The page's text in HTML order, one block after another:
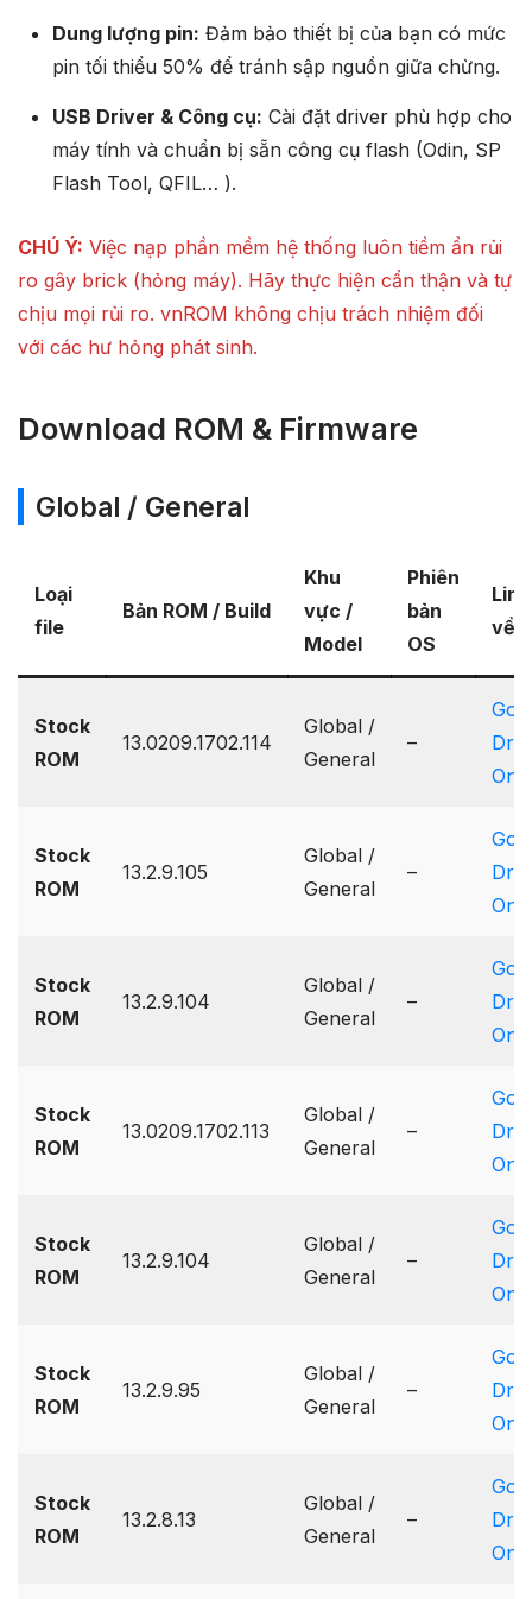
Dung lượng pin: Đảm bảo thiết bị của bạn có mức
pin tối thiểu 50% để tránh sập nguồn giữa chừng.
USB Driver & Công cụ: Cài đặt driver phù hợp cho
máy tính và chuẩn bị sẵn công cụ flash (Odin, SP
Flash Tool, QFIL… ).
CHÚ Ý: Việc nạp phần mềm hệ thống luôn tiềm ẩn rủi
ro gây brick (hỏng máy). Hãy thực hiện cẩn thận và tự
chịu mọi rủi ro. vnROM không chịu trách nhiệm đối
với các hư hỏng phát sinh.
Download ROM & Firmware
Global / General
Loại
file
Bản ROM / Build
Khu
vực /
Model
Phiên
bản
OS
về
Stock
ROM
13.0209.1702.114
Global /
General
–
Stock
ROM
13.2.9.105
Global /
General
–
Stock
ROM
13.2.9.104
Global /
General
–
Stock
ROM
13.0209.1702.113
Global /
General
–
Stock
ROM
13.2.9.104
Global /
General
–
Stock
ROM
13.2.9.95
Global /
General
–
Stock
ROM
13.2.8.13
Global /
General
–